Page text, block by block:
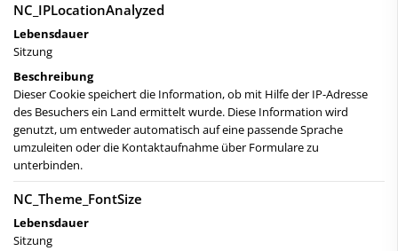
NC_IPLocationAnalyzed
Lebensdauer
Sitzung
Beschreibung
Dieser Cookie speichert die Information, ob mit Hilfe der IP-Adresse
des Besuchers ein Land ermittelt wurde. Diese Information wird
genutzt, um entweder automatisch auf eine passende Sprache
umzuleiten oder die Kontaktaufnahme über Formulare zu
unterbinden.
NC_Theme_FontSize
Lebensdauer
Sitzung